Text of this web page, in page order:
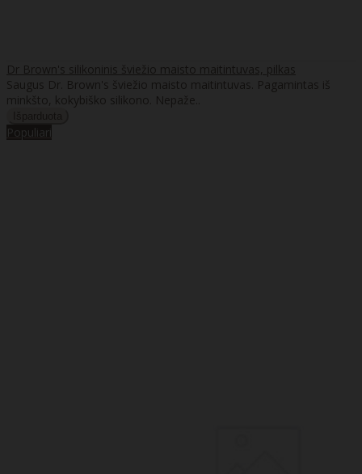
Dr Brown's silikoninis šviežio maisto maitintuvas, pilkas
Saugus Dr. Brown's šviežio maisto maitintuvas. Pagamintas iš
minkšto, kokybiško silikono. Nepaže..
Populiari